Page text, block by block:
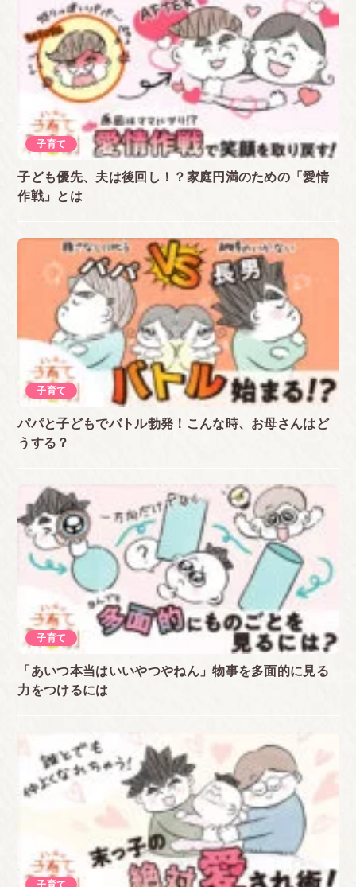
子育て
子ども優先、夫は後回し！？家庭円満のための「愛情
作戦」とは
子育て
パパと子どもでバトル勃発！こんな時、お母さんはど
うする？
子育て
「あいつ本当はいいやつやねん」物事を多面的に見る
力をつけるには
子育て